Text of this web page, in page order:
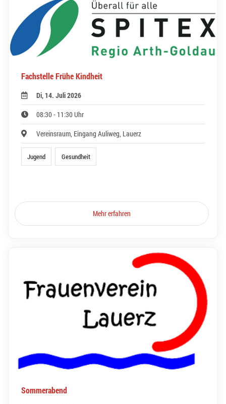
Fachstelle Frühe Kindheit
Di, 14. Juli 2026
08:30 - 11:30 Uhr
Vereinsraum, Eingang Auliweg, Lauerz
Jugend Gesundheit
Mehr erfahren
Sommerabend